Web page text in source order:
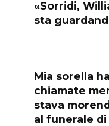
«Sorridi,
sta
Mia sorella
chiamate
stava
al funerale di